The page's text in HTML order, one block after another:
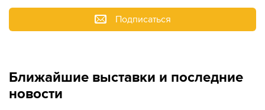
Подписаться
Ближайшие выставки и последние
новости